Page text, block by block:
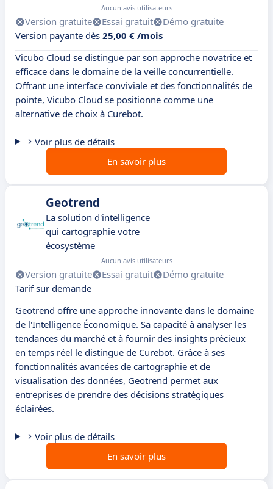
Aucun avis utilisateurs
Version gratuite Essai gratuit
Démo gratuite
Version payante dès 25,00 € /mois
Vicubo Cloud se distingue par son approche novatrice et
efficace dans le domaine de la veille concurrentielle.
Offrant une interface conviviale et des fonctionnalités de
pointe, Vicubo Cloud se positionne comme une
alternative de choix à Curebot.
Voir plus de détails
En savoir plus
Geotrend
La solution d'intelligence
qui cartographie votre
écosystème
Aucun avis utilisateurs
Version gratuite Essai gratuit
Démo gratuite
Tarif sur demande
Geotrend offre une approche innovante dans le domaine
de l'Intelligence Économique. Sa capacité à analyser les
tendances du marché et à fournir des insights précieux
en temps réel le distingue de Curebot. Grâce à ses
fonctionnalités avancées de cartographie et de
visualisation des données, Geotrend permet aux
entreprises de prendre des décisions stratégiques
éclairées.
Voir plus de détails
En savoir plus